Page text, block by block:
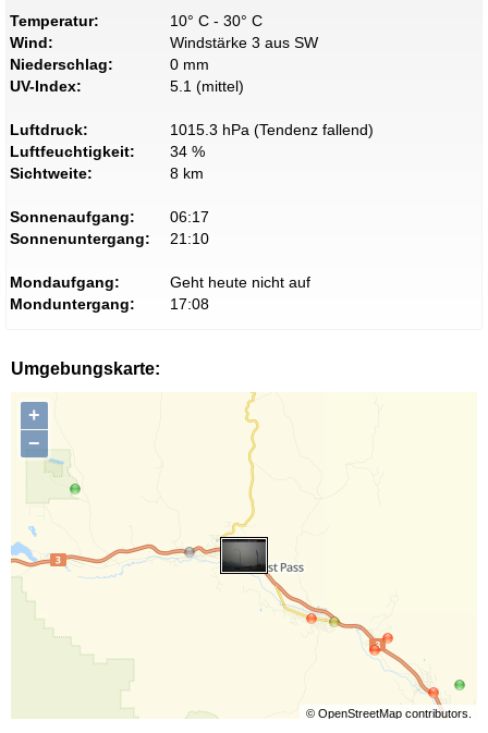
Temperatur:
10° C - 30° C
Wind:
Windstärke 3 aus SW
Niederschlag:
0 mm
UV-Index:
5.1 (mittel)
Luftdruck:
1015.3 hPa (Tendenz fallend)
Luftfeuchtigkeit:
34 %
Sichtweite:
8 km
Sonnenaufgang:
06:17
Sonnenuntergang:
21:10
Mondaufgang:
Geht heute nicht auf
Monduntergang:
17:08
Umgebungskarte:
+
−
© OpenStreetMapcontributors.